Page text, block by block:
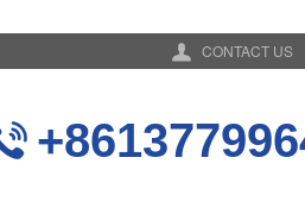
CONTACT US